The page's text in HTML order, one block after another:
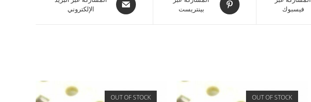
فيسبوك
بينتريست
الإلكتروني
OUT OF STOCK
OUT OF STOCK